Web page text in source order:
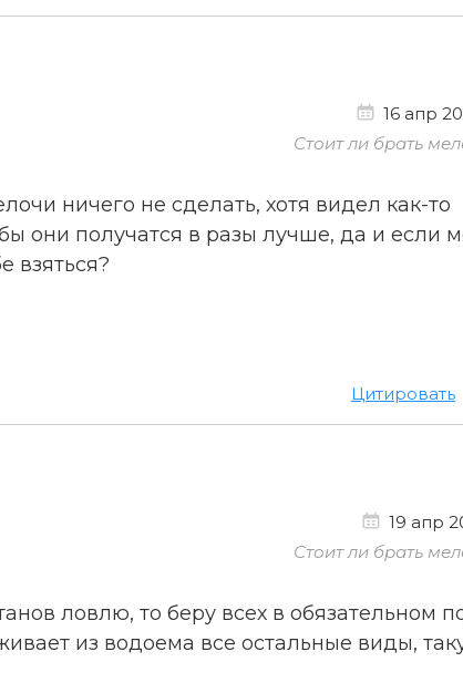
16 апр
Стоит ли брать
ничего не сделать, хотя видел как-то
они получатся в разы лучше, да и если
взяться?
Цитировать
19 апр
Стоит ли брать
ловлю, то беру всех в обязательном
из водоема все остальные виды,